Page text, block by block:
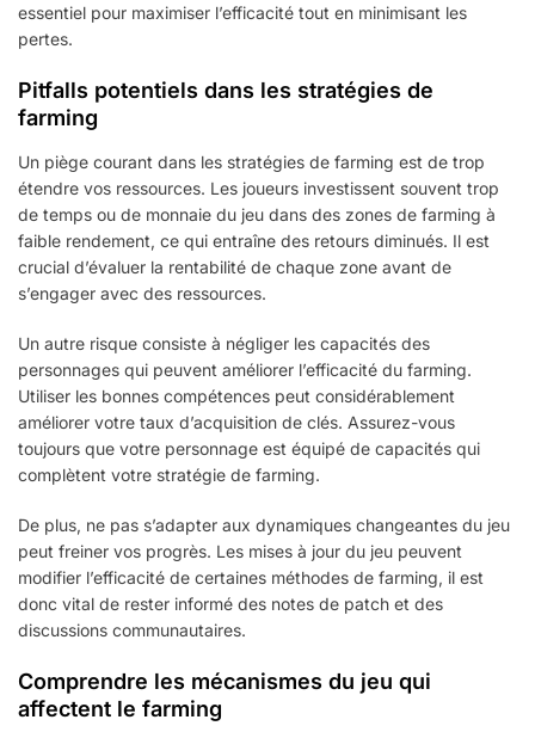
essentiel pour maximiser l’efficacité tout en minimisant les
pertes.
Pitfalls potentiels dans les stratégies de
farming
Un piège courant dans les stratégies de farming est de trop
étendre vos ressources. Les joueurs investissent souvent trop
de temps ou de monnaie du jeu dans des zones de farming à
faible rendement, ce qui entraîne des retours diminués. Il est
crucial d’évaluer la rentabilité de chaque zone avant de
s’engager avec des ressources.
Un autre risque consiste à négliger les capacités des
personnages qui peuvent améliorer l’efficacité du farming.
Utiliser les bonnes compétences peut considérablement
améliorer votre taux d’acquisition de clés. Assurez-vous
toujours que votre personnage est équipé de capacités qui
complètent votre stratégie de farming.
De plus, ne pas s’adapter aux dynamiques changeantes du jeu
peut freiner vos progrès. Les mises à jour du jeu peuvent
modifier l’efficacité de certaines méthodes de farming, il est
donc vital de rester informé des notes de patch et des
discussions communautaires.
Comprendre les mécanismes du jeu qui
affectent le farming